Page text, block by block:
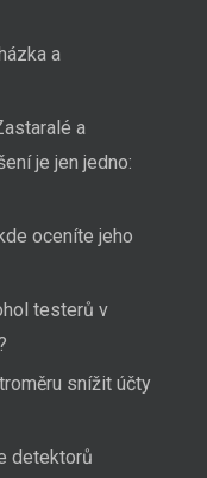
a
a
je jen jedno:
oceníte jeho
testerů v
snížit účty
detektorů